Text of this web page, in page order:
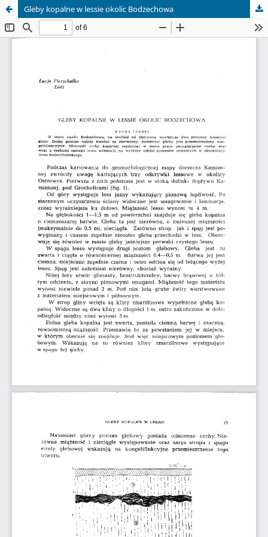
Gleby kopalne w lessie okolic Bodzechowa